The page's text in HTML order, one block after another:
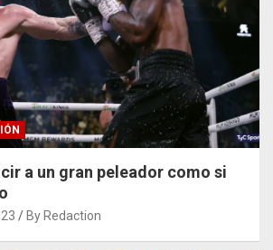
a un gran peleador como si
By Redaction